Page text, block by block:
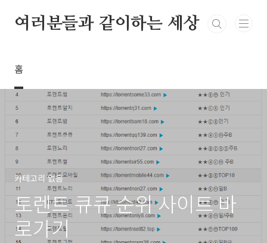
여러분들과 같이하는 세상
홈
카테고리 없음
토렌트 큐큐 순위 사이트 바
로가기